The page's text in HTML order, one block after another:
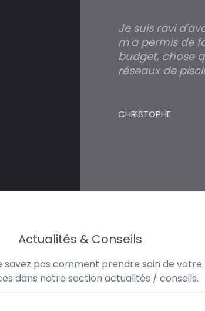
Je suis ravi
m'a permis de
budget, chose
réseaux de
CHRISTOPHE
Actualités & Conseils
savez pas comment prendre soin de
dans notre section actualités / conseils.